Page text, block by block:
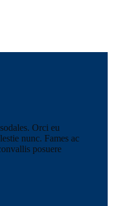
Orci eu
nunc. Fames ac
posuere